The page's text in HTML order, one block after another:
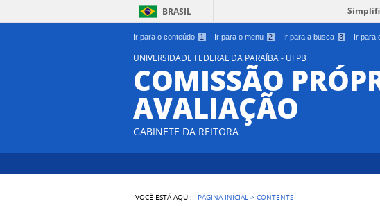
Ir para o conteúdo 1 Ir para o menu 2 Ir para a busca 3 Ir para
BRASIL
UNIVERSIDADE FEDERAL DA PARAÍBA - UFPB
COMISSÃO
AVALIAÇÃO
GABINETE DA REITORA
VOCÊ ESTÁ AQUI: PÁGINA INICIAL >CONTENTS